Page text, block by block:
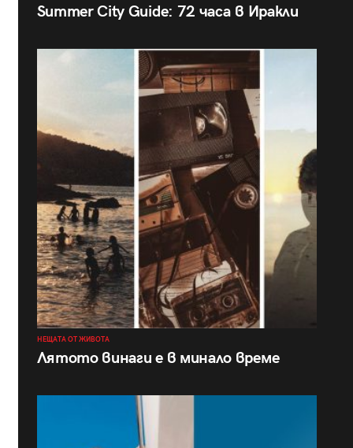
Summer City Guide: 72 часа в Иракли
НЕЩАТА ОТ ЖИВОТА
Лятото винаги е в минало време